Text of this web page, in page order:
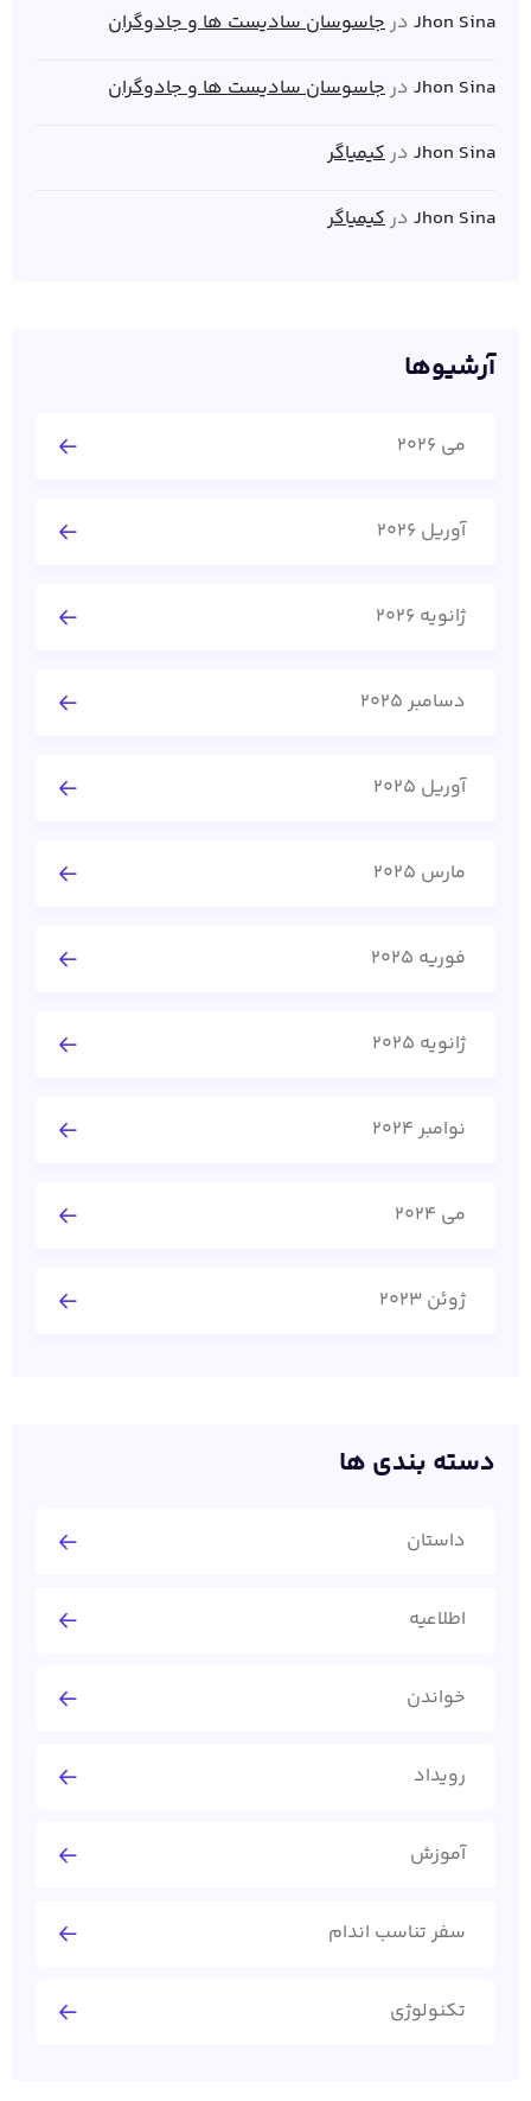
Jhon Sina درجاسوسان سادیست ها و جادوگران
Jhon Sina درجاسوسان سادیست ها و جادوگران
Jhon Sina درکیمیاگر
Jhon Sina درکیمیاگر
آرشیوها
می 2026
آوریل 2026
ژانویه 2026
دسامبر 2025
آوریل 2025
مارس 2025
فوریه 2025
ژانویه 2025
نوامبر 2024
می 2024
ژوئن 2023
دسته بندی ها
داستان
اطلاعیه
خواندن
رویداد
آموزش
سفر تناسب اندام
تکنولوژی